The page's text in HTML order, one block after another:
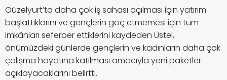
Güzelyurt’ta daha çok iş sahası açılması için yatırım
başlattıklarını ve gençlerin göç etmemesi için tüm
imkânları seferber ettiklerini kaydeden Üstel,
önümüzdeki günlerde gençlerin ve kadınların daha çok
çalışma hayatına katılması amacıyla yeni paketler
açıklayacaklarını belirtti.